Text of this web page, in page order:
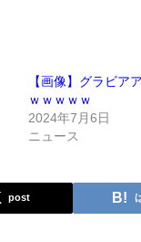
【画像】グラビア
ｗｗｗｗｗ
2024年7月6日
ニュース
post